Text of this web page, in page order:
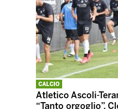
CALCIO
Atletico Ascoli-
“Tanto orgoglio”.